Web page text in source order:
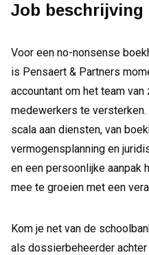
Job beschrijving
Voor een no-nonsense
is Pensaert & Partners
accountant om het team
medewerkers te
scala aan diensten, van
vermogensplanning en
en een persoonlijke aanpak
mee te groeien met een
Kom je net van de
als dossierbeheerder